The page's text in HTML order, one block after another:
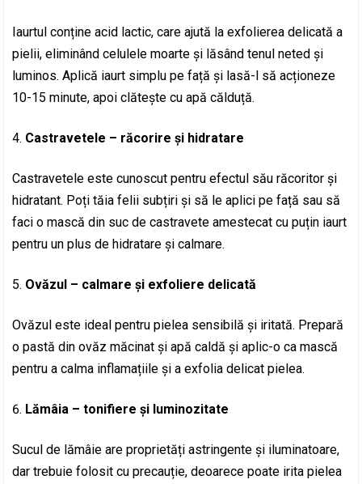
Iaurtul conține acid lactic, care ajută la exfolierea delicată a
pielii, eliminând celulele moarte și lăsând tenul neted și
luminos. Aplică iaurt simplu pe față și lasă-l să acționeze
10-15 minute, apoi clătește cu apă călduță.
Castravetele – răcorire și hidratare
Castravetele este cunoscut pentru efectul său răcoritor și
hidratant. Poți tăia felii subțiri și să le aplici pe față sau să
faci o mască din suc de castravete amestecat cu puțin iaurt
pentru un plus de hidratare și calmare.
Ovăzul – calmare și exfoliere delicată
Ovăzul este ideal pentru pielea sensibilă și iritată. Prepară
o pastă din ovăz măcinat și apă caldă și aplic-o ca mască
pentru a calma inflamațiile și a exfolia delicat pielea.
Lămâia – tonifiere și luminozitate
Sucul de lămâie are proprietăți astringente și iluminatoare,
dar trebuie folosit cu precauție, deoarece poate irita pielea